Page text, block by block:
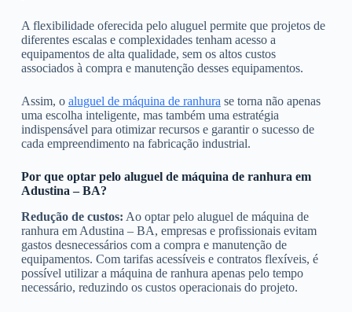
A flexibilidade oferecida pelo aluguel permite que projetos de
diferentes escalas e complexidades tenham acesso a
equipamentos de alta qualidade, sem os altos custos
associados à compra e manutenção desses equipamentos.
Assim, o aluguel de máquina de ranhura se torna não apenas
uma escolha inteligente, mas também uma estratégia
indispensável para otimizar recursos e garantir o sucesso de
cada empreendimento na fabricação industrial.
Por que optar pelo aluguel de máquina de ranhura em
Adustina – BA?
Redução de custos: Ao optar pelo aluguel de máquina de
ranhura em Adustina – BA, empresas e profissionais evitam
gastos desnecessários com a compra e manutenção de
equipamentos. Com tarifas acessíveis e contratos flexíveis, é
possível utilizar a máquina de ranhura apenas pelo tempo
necessário, reduzindo os custos operacionais do projeto.